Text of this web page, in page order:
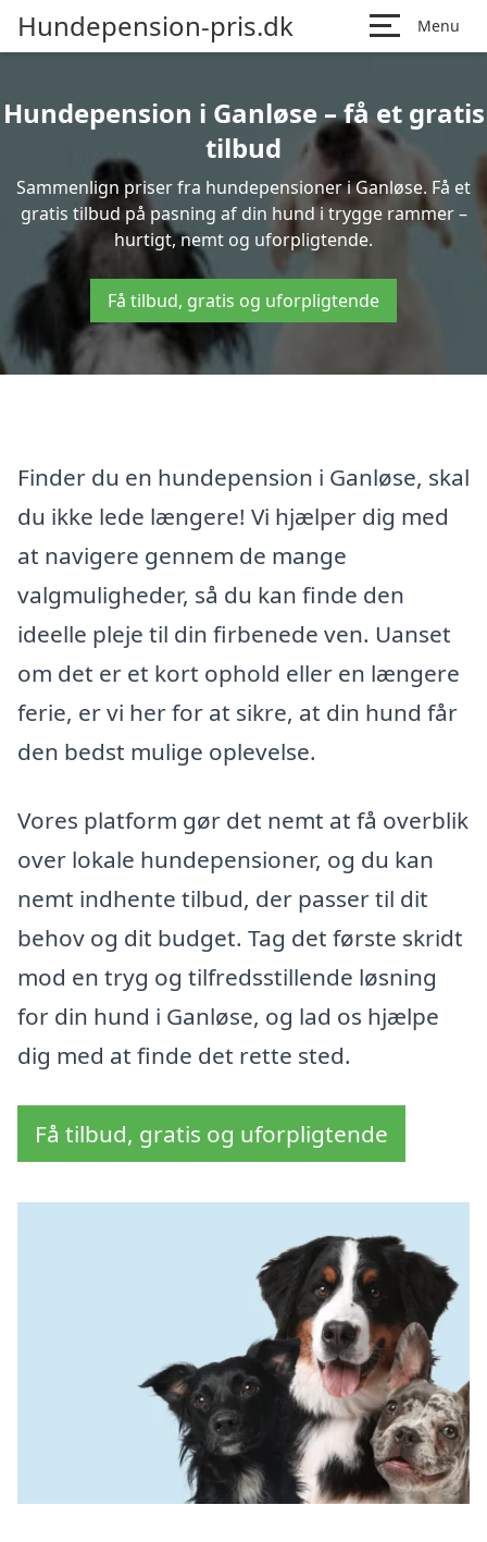
Hundepension-pris.dk Menu
Hundepension i Ganløse – få et gratis
tilbud
Sammenlign priser fra hundepensioner i Ganløse. Få et
gratis tilbud på pasning af din hund i trygge rammer –
hurtigt, nemt og uforpligtende.
Få tilbud, gratis og uforpligtende
Finder du en hundepension i Ganløse, skal
du ikke lede længere! Vi hjælper dig med
at navigere gennem de mange
valgmuligheder, så du kan finde den
ideelle pleje til din firbenede ven. Uanset
om det er et kort ophold eller en længere
ferie, er vi her for at sikre, at din hund får
den bedst mulige oplevelse.
Vores platform gør det nemt at få overblik
over lokale hundepensioner, og du kan
nemt indhente tilbud, der passer til dit
behov og dit budget. Tag det første skridt
mod en tryg og tilfredsstillende løsning
for din hund i Ganløse, og lad os hjælpe
dig med at finde det rette sted.
Få tilbud, gratis og uforpligtende